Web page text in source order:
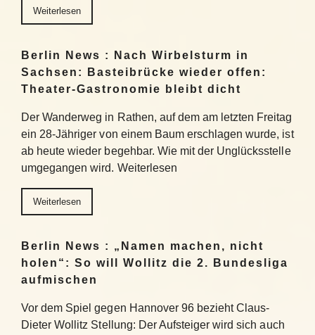
Weiterlesen
Berlin News : Nach Wirbelsturm in
Sachsen: Basteibrücke wieder offen:
Theater-Gastronomie bleibt dicht
Der Wanderweg in Rathen, auf dem am letzten Freitag
ein 28-Jähriger von einem Baum erschlagen wurde, ist
ab heute wieder begehbar. Wie mit der Unglücksstelle
umgegangen wird. Weiterlesen
Weiterlesen
Berlin News : „Namen machen, nicht
holen“: So will Wollitz die 2. Bundesliga
aufmischen
Vor dem Spiel gegen Hannover 96 bezieht Claus-
Dieter Wollitz Stellung: Der Aufsteiger wird sich auch